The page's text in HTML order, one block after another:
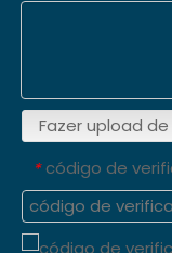
Fazer upload
* código de